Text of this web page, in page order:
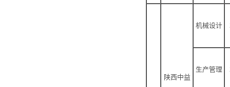
陕西中益
机械设计
生产管理